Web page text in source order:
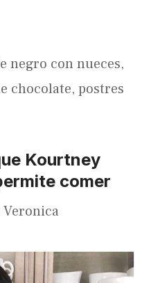
negro con nueces,
chocolate, postres
Kourtney
comer
Veronica